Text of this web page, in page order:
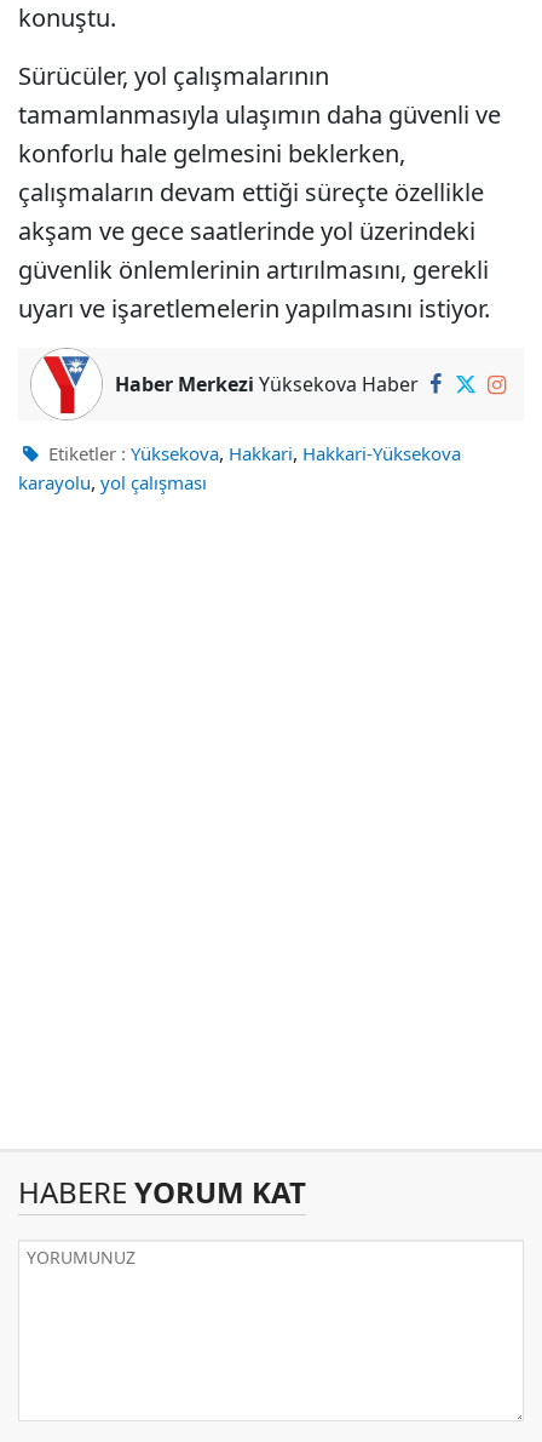
konuştu.
Sürücüler, yol çalışmalarının
tamamlanmasıyla ulaşımın daha güvenli ve
konforlu hale gelmesini beklerken,
çalışmaların devam ettiği süreçte özellikle
akşam ve gece saatlerinde yol üzerindeki
güvenlik önlemlerinin artırılmasını, gerekli
uyarı ve işaretlemelerin yapılmasını istiyor.
Haber Merkezi Yüksekova Haber
Etiketler : Yüksekova, Hakkari, Hakkari-Yüksekova
karayolu, yol çalışması
HABERE YORUM KAT